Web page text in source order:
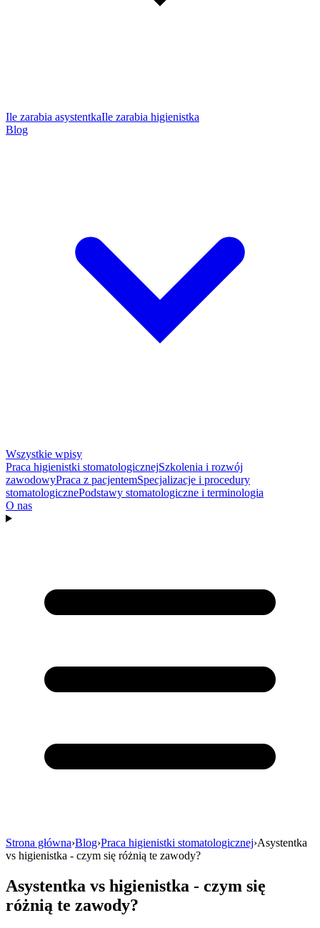
Ile zarabia asystentkaIle zarabia higienistka
Blog
Wszystkie wpisy
Praca higienistki stomatologicznejSzkolenia i rozwój
zawodowyPraca z pacjentemSpecjalizacje i procedury
stomatologicznePodstawy stomatologiczne i terminologia
O nas
Strona główna›Blog›Praca higienistki stomatologicznej›Asystentka
vs higienistka - czym się różnią te zawody?
Asystentka vs higienistka - czym się
różnią te zawody?